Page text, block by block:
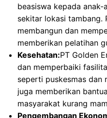
beasiswa kepada
sekitar lokasi tambang.
membangun dan
memberikan pelatihan
Kesehatan:PT Golden
dan memperbaiki
seperti puskesmas dan
juga memberikan
masyarakat kurang
Pengembangan